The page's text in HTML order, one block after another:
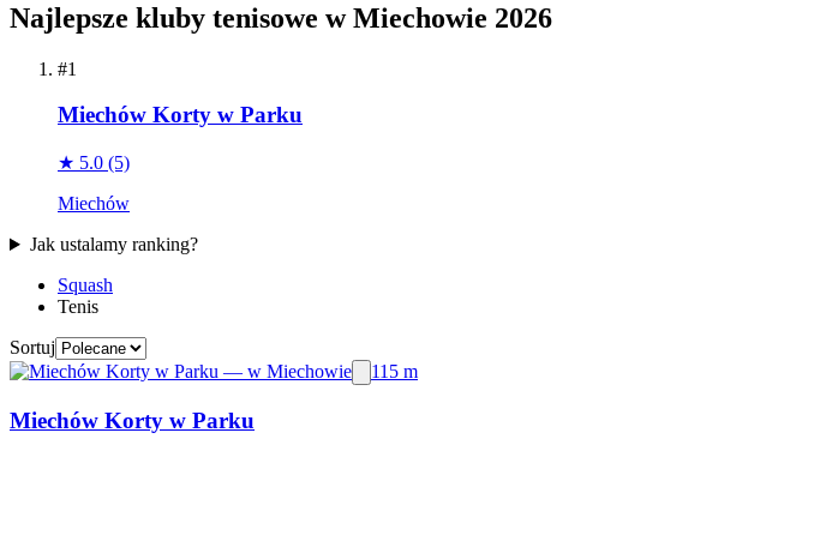
Najlepsze kluby tenisowe w Miechowie 2026
#1
Miechów Korty w Parku
★ 5.0 (5)
Miechów
Jak ustalamy ranking?
Squash
Tenis
Sortuj
115 m
Miechów Korty w Parku